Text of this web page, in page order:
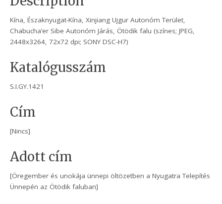
Kína, Északnyugat-Kína, Xinjiang Ujgur Autonóm Terület,
Chabucha’er Sibe Autonóm Járás, Ötödik falu (színes; JPEG,
2448x3264, 72x72 dpi; SONY DSC-H7)
Katalógusszám
S.I.GY.1421
Cím
[Nincs]
Adott cím
[Öregember és unokája ünnepi öltözetben a Nyugatra Telepítés
Ünnepén az Ötödik faluban]